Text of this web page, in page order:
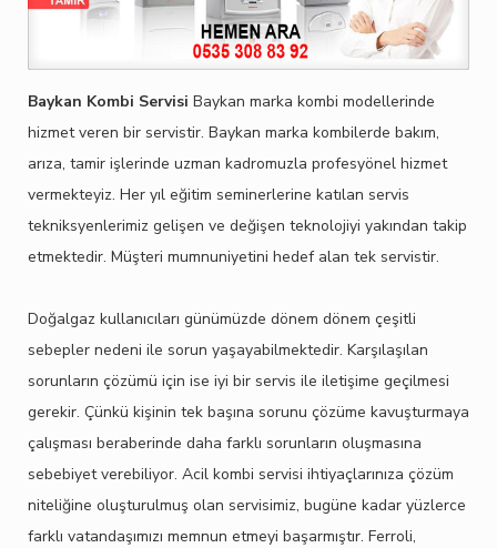
Baykan Kombi Servisi Baykan marka kombi modellerinde
hizmet veren bir servistir. Baykan marka kombilerde bakım,
arıza, tamir işlerinde uzman kadromuzla profesyönel hizmet
vermekteyiz. Her yıl eğitim seminerlerine katılan servis
tekniksyenlerimiz gelişen ve değişen teknolojiyi yakından takip
etmektedir. Müşteri mumnuniyetini hedef alan tek servistir.
Doğalgaz kullanıcıları günümüzde dönem dönem çeşitli
sebepler nedeni ile sorun yaşayabilmektedir. Karşılaşılan
sorunların çözümü için ise iyi bir servis ile iletişime geçilmesi
gerekir. Çünkü kişinin tek başına sorunu çözüme kavuşturmaya
çalışması beraberinde daha farklı sorunların oluşmasına
sebebiyet verebiliyor. Acil kombi servisi ihtiyaçlarınıza çözüm
niteliğine oluşturulmuş olan servisimiz, bugüne kadar yüzlerce
farklı vatandaşımızı memnun etmeyi başarmıştır. Ferroli,